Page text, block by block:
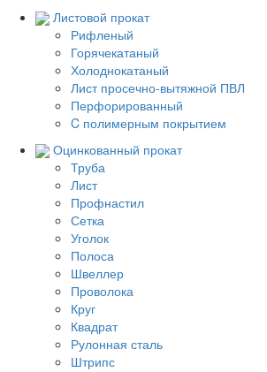
Листовой прокат
Рифленый
Горячекатаный
Холоднокатаный
Лист просечно-вытяжной ПВЛ
Перфорированный
C полимерным покрытием
Оцинкованный прокат
Труба
Лист
Профнастил
Сетка
Уголок
Полоса
Швеллер
Проволока
Круг
Квадрат
Рулонная сталь
Штрипс